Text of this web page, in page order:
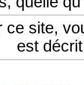
ce site,
est